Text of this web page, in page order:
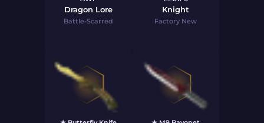
Dragon Lore
Battle-Scarred
Knight
Factory New